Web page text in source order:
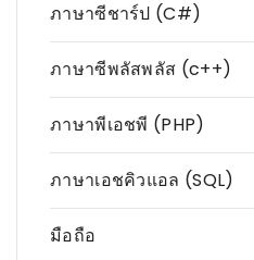
ภาษาซีชาร์ป (C#)
ภาษาซีพลัสพลัส (c++)
ภาษาพีเอชพี (PHP)
ภาษาเอชคิวแอล (SQL)
มือถือ